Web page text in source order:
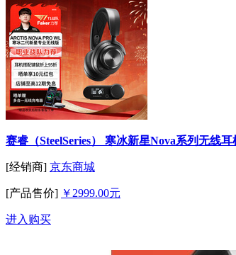
赛睿（SteelSeries） 寒冰新星Nova系列无线
[经销商] 京东商城
[产品售价] ￥2999.00元
进入购买